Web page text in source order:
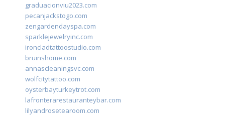
graduacionviu2023.com
pecanjackstogo.com
zengardendayspa.com
sparklejewelryinc.com
ironcladtattoostudio.com
bruinshome.com
annascleaningsvc.com
wolfcitytattoo.com
oysterbayturkeytrot.com
lafronterarestauranteybar.com
lilyandrosetearoom.com